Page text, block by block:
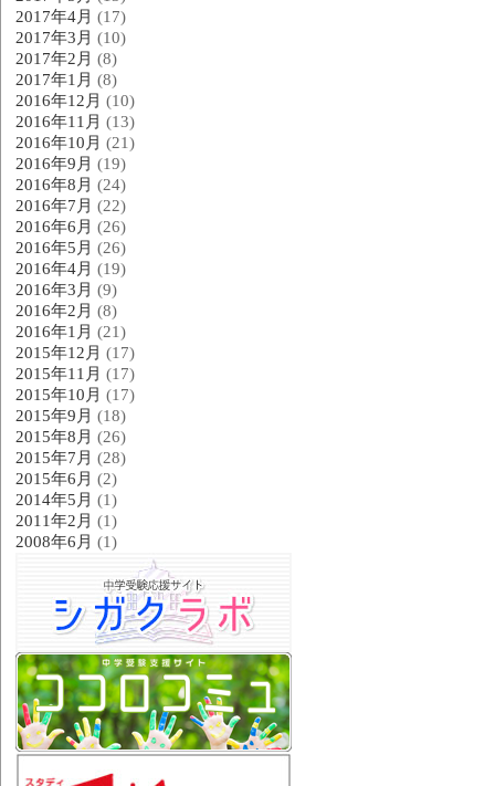
2017年4月 (17)
2017年3月 (10)
2017年2月 (8)
2017年1月 (8)
2016年12月 (10)
2016年11月 (13)
2016年10月 (21)
2016年9月 (19)
2016年8月 (24)
2016年7月 (22)
2016年6月 (26)
2016年5月 (26)
2016年4月 (19)
2016年3月 (9)
2016年2月 (8)
2016年1月 (21)
2015年12月 (17)
2015年11月 (17)
2015年10月 (17)
2015年9月 (18)
2015年8月 (26)
2015年7月 (28)
2015年6月 (2)
2014年5月 (1)
2011年2月 (1)
2008年6月 (1)